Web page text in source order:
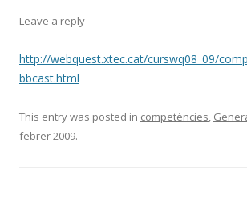
Leave a reply
http://webquest.xtec.cat/curswq08_09/
bbcast.html
This entry was posted in competències,
febrer 2009.